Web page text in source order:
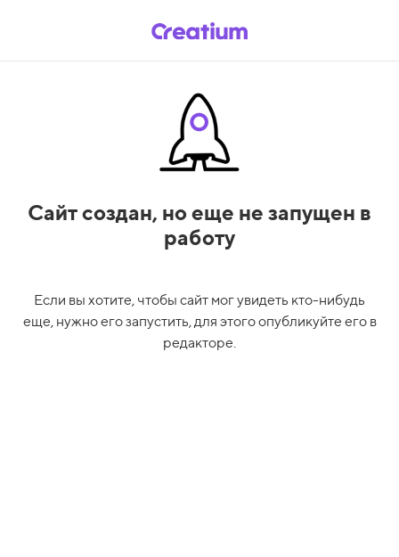
Сайт создан, но еще не запущен в
работу
Если вы хотите, чтобы сайт мог увидеть кто-нибудь
еще, нужно его запустить, для этого опубликуйте его в
редакторе.